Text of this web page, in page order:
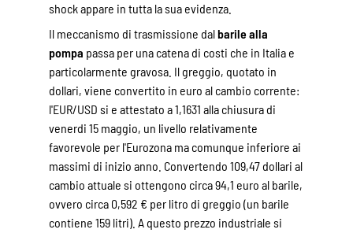
shock appare in tutta la sua evidenza.
Il meccanismo di trasmissione dalbarile alla
pompa passa per una catena di costi che in Italia e
particolarmente gravosa. Il greggio, quotato in
dollari, viene convertito in euro al cambio corrente:
l'EUR/USD si e attestato a 1,1631 alla chiusura di
venerdi 15 maggio, un livello relativamente
favorevole per l'Eurozona ma comunque inferiore ai
massimi di inizio anno. Convertendo 109,47 dollari al
cambio attuale si ottengono circa 94,1 euro al barile,
ovvero circa 0,592 € per litro di greggio (un barile
contiene 159 litri). A questo prezzo industriale si